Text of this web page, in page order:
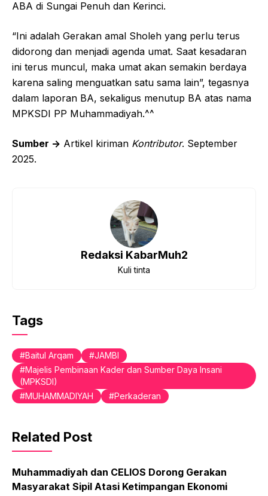
ABA di Sungai Penuh dan Kerinci.
“Ini adalah Gerakan amal Sholeh yang perlu terus
didorong dan menjadi agenda umat. Saat kesadaran
ini terus muncul, maka umat akan semakin berdaya
karena saling menguatkan satu sama lain”, tegasnya
dalam laporan BA, sekaligus menutup BA atas nama
MPKSDI PP Muhammadiyah.^^
Sumber -> Artikel kiriman Kontributor. September
2025.
Redaksi KabarMuh2
Kuli tinta
Tags
Baitul Arqam
JAMBI
Majelis Pembinaan Kader dan Sumber Daya Insani
(MPKSDI)
MUHAMMADIYAH
Perkaderan
Related Post
Muhammadiyah dan CELIOS Dorong Gerakan
Masyarakat Sipil Atasi Ketimpangan Ekonomi